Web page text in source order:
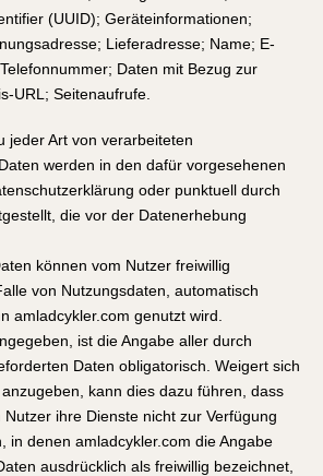
(UUID); Geräteinformationen;
Lieferadresse; Name; E-
Daten mit Bezug zur
URL; Seitenaufrufe.
jeder Art von verarbeiteten
werden in den dafür vorgesehenen
oder punktuell durch
die vor der Datenerhebung
können vom Nutzer freiwillig
von Nutzungsdaten, automatisch
amladcykler.com genutzt wird.
ist die Angabe aller durch
Daten obligatorisch. Weigert sich
kann dies dazu führen, dass
ihre Dienste nicht zur Verfügung
in denen amladcykler.com die Angabe
ausdrücklich als freiwillig bezeichnet,